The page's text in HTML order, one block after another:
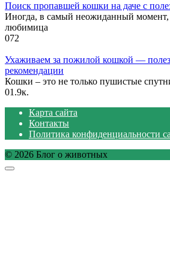
Поиск пропавшей кошки на даче с
Иногда, в самый неожиданный
любимица
072
Ухаживаем за пожилой кошкой —
рекомендации
Кошки – это не только пушистые
01.9к.
Карта сайта
Контакты
Политика конфиденциальности
© 2026 Блог о животных